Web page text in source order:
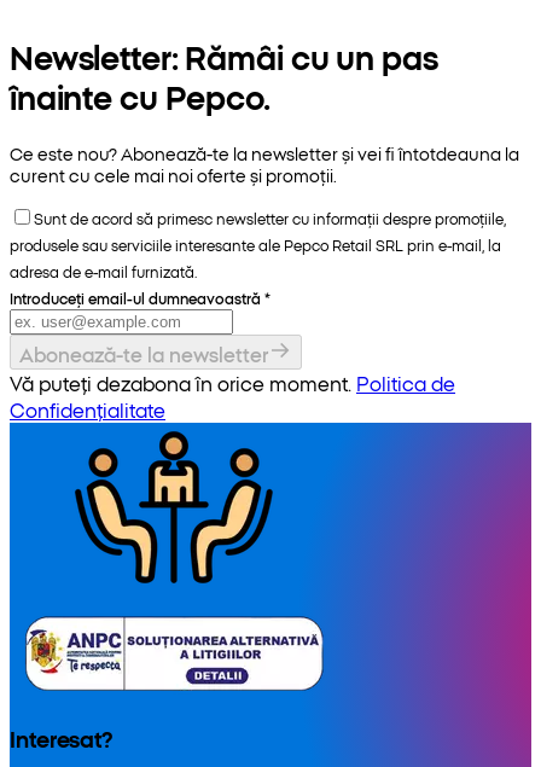
Newsletter: Rămâi cu un pas
înainte cu Pepco.
Ce este nou? Abonează-te la newsletter și vei fi întotdeauna la
curent cu cele mai noi oferte și promoții.
Sunt de acord să primesc newsletter cu informații despre promoțiile,
produsele sau serviciile interesante ale Pepco Retail SRL prin e-mail, la
adresa de e-mail furnizată.
Introduceți email-ul dumneavoastră *
Abonează-te la newsletter
Vă puteți dezabona în orice moment. Politica de
Confidențialitate
Interesat?